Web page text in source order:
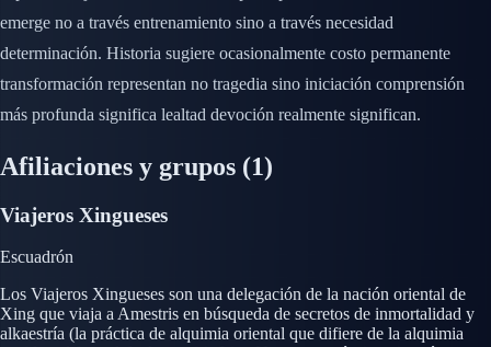
emerge no a través entrenamiento sino a través necesidad
determinación. Historia sugiere ocasionalmente costo permanente
transformación representan no tragedia sino iniciación comprensión
más profunda significa lealtad devoción realmente significan.
Afiliaciones y grupos (1)
Viajeros Xingueses
Escuadrón
Los Viajeros Xingueses son una delegación de la nación oriental de
Xing que viaja a Amestris en búsqueda de secretos de inmortalidad y
alkaestría (la práctica de alquimia oriental que difiere de la alquimia